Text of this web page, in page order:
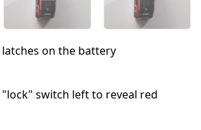
on the battery
switch left to reveal red